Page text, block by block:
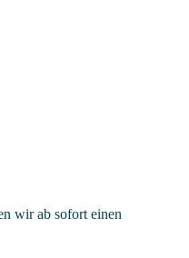
wir ab sofort einen